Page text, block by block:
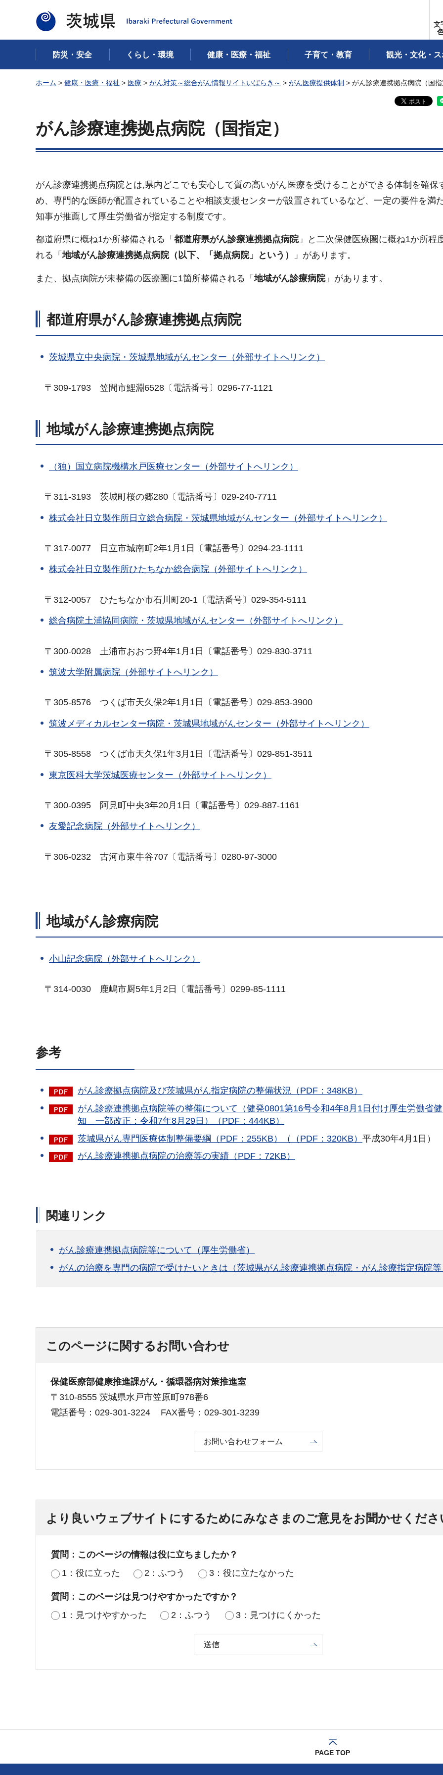
茨城県
文
防災・安全 くらし・環境 健康・医療・福祉 子育て・教育 観光・文化・
ホーム > 健康・医療・福祉 > 医療 > がん対策～総合がん情報サイトいばらき～ > がん医療提供体制 > がん診療連携拠点病院（国
がん診療連携拠点病院（国指定）
がん診療連携拠点病院とは,県内どこでも安心して質の高いがん医療を受けることができる体制を確保
め、専門的な医師が配置されていることや相談支援センターが設置されているなど、一定の要件を満
知事が推薦して厚生労働省が指定する制度です。
都道府県に概ね1か所整備される「 都道府県がん診療連携拠点病院」と二次保健医療圏に概ね1か所程
れる「地域がん診療連携拠点病院（以下、「拠点病院」という） 」があります。
また、拠点病院が未整備の医療圏に1箇所整備される「地域がん診療病院」があります。
都道府県がん診療連携拠点病院
茨城県立中央病院・茨城県地域がんセンター（外部サイトへリンク）
〒 309-1793 笠間市鯉淵6528〔電話番号〕0296-77-1121
地域がん診療連携拠点病院
（独）国立病院機構水戸医療センター（外部サイトへリンク）
〒 311-3193 茨城町桜の郷280〔電話番号〕029-240-7711
株式会社日立製作所日立総合病院・茨城県地域がんセンター（外部サイトへリンク）
〒 317-0077 日 立市城南町2年1月1日〔電話番号〕0294-23-1111
株式会社日立製作所ひたちなか総合病院（外部サイトへリンク）
〒 312-0057 ひたちなか市石川町20-1〔電話番号〕029-354-5111
総合病院土浦協同病院・茨城県地域がんセンター（外部サイトへリンク）
〒 300-0028 土浦市おおつ野4年1月1日〔電話番号〕029-830-3711
筑波大学附属病院（外部サイトへリンク）
〒 305-8576 つ くば市天久保2年1月1日〔電話番号〕029-853-3900
筑波メディカルセンター病院・茨城県地域がんセンター（外部サイトへリンク）
〒 305-8558 つ くば市天久保1年3月1日〔電話番号〕029-851-3511
東京医科大学茨城医療センター（外部サイトへリンク）
〒 300-0395 阿見町中央3年20月1日〔電話番号〕029-887-1161
友愛記念病院（外部サイトへリンク）
〒 306-0232 古河市東牛谷707〔電話番号〕0280-97-3000
地域がん診療病院
小山記念病院（外部サイトへリンク）
〒 314-0030 鹿嶋市厨5年1月2日〔電話番号〕0299-85-1111
参考
がん診療拠点病院及び茨城県がん指定病院の整備状況（PDF：348KB）
がん診療連携拠点病院等の整備について（健発0801第16号令和4年8月1日付け厚生労働省
知＿一部改正：令和7年8月29日）（PDF：444KB）
茨城県がん専門医療体制整備要綱（PDF：255KB）（（PDF：320KB） 平成30年4月1日）
がん診療連携拠点病院の治療等の実績（PDF：72KB）
関連リンク
がん診療連携拠点病院等について（厚生労働省）
がんの治療を専門の病院で受けたいときは（茨城県がん診療連携拠点病院・がん診療指定病院
このページに関するお問い合わせ
保健医療部健康推進課がん・循環器病対策推進室
〒310-8555 茨城県水戸市笠原町978番6
電話番号：029-301-3224
FAX番号：029-301-3239
お問い合わせフォーム
より良いウェブサイトにするためにみなさまのご意見をお聞かせくださ
質問：このページの情報は役に立ちましたか？
1：役に立った
2：ふつう 3：役に立たなかった
質問：このページは見つけやすかったですか？
1：見つけやすかった
2：ふつう 3：見つけにくかった
PAGE TOP